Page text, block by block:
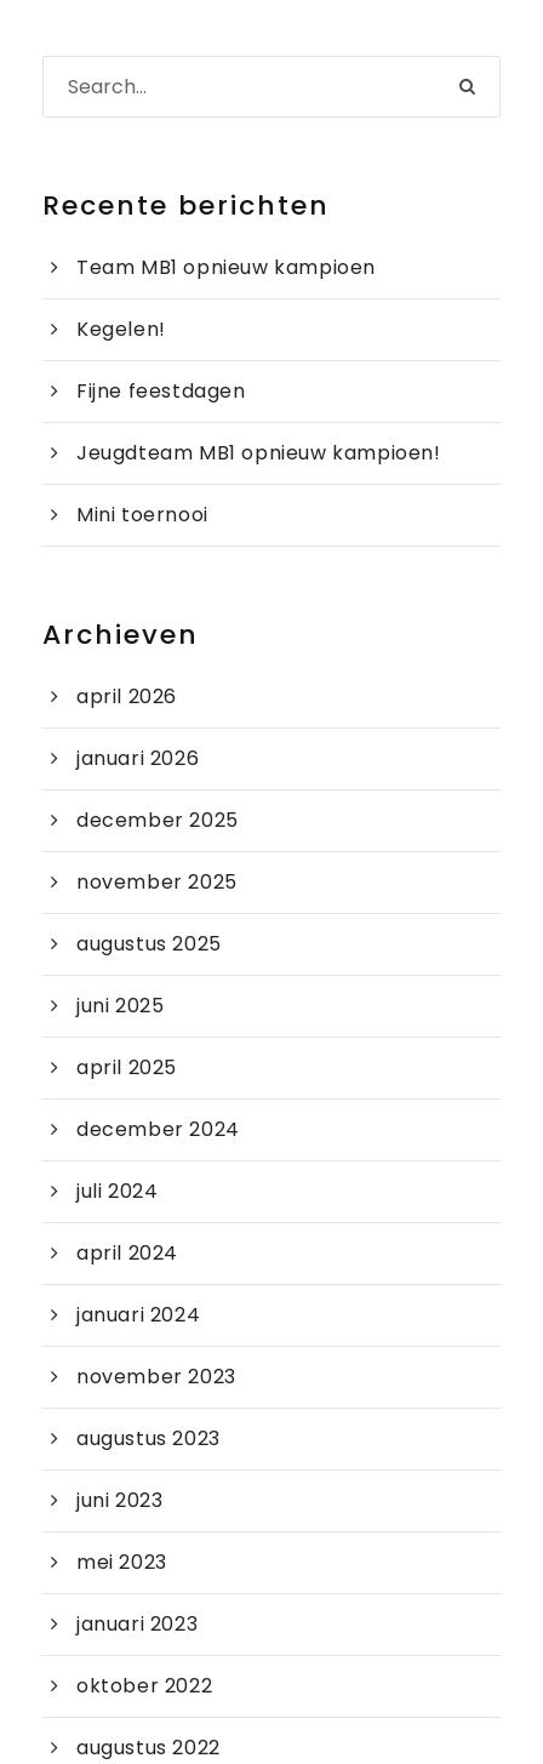
Recente berichten
Team MB1 opnieuw kampioen
Kegelen!
Fijne feestdagen
Jeugdteam MB1 opnieuw kampioen!
Mini toernooi
Archieven
april 2026
januari 2026
december 2025
november 2025
augustus 2025
juni 2025
april 2025
december 2024
juli 2024
april 2024
januari 2024
november 2023
augustus 2023
juni 2023
mei 2023
januari 2023
oktober 2022
augustus 2022